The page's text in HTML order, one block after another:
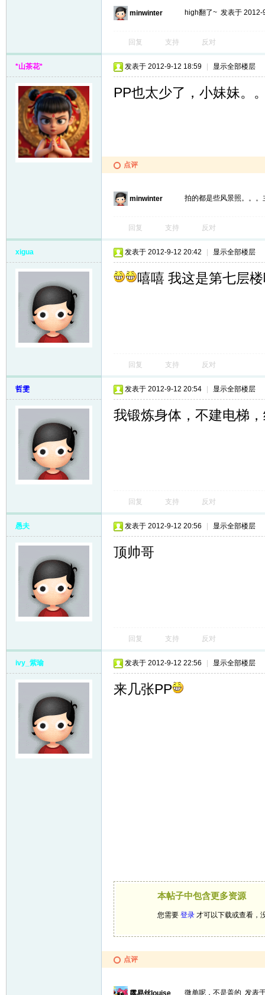
minwinter high翻了~ 发表于 2012-
回复 支持 反对
*山茶花* 发表于 2012-9-12 18:59 显示全部楼层
PP也太少了，小妹妹。
点评
minwinter 拍的都是些风景照。。
回复 支持 反对
xigua 发表于 2012-9-12 20:42 显示全部楼层
嘻嘻 我这是第七层
回复 支持 反对
哲雯 发表于 2012-9-12 20:54 显示全部楼层
我锻炼身体，不建电梯
回复 支持 反对
愚夫 发表于 2012-9-12 20:56 显示全部楼层
顶帅哥
回复 支持 反对
ivy_紫瑜 发表于 2012-9-12 22:56 显示全部楼层
来几张PP
本帖子中包含更多资源
您需要 登录才可以下载或查看，
点评
露易丝louise 微单呢，不是盖的 发表